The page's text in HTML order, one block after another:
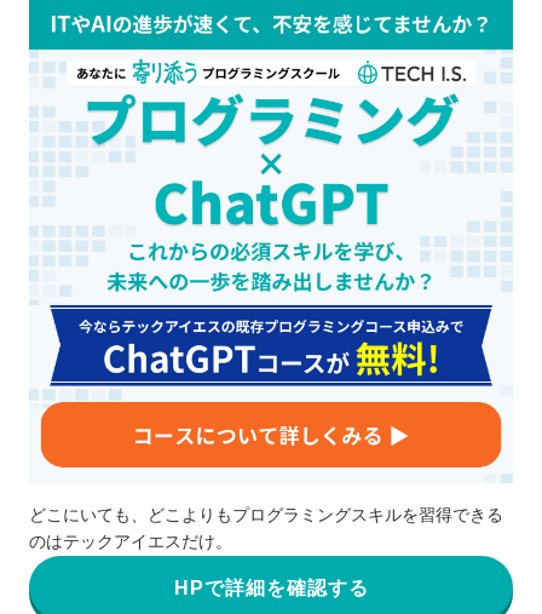
どこにいても、どこよりもプログラミングスキルを習得できる
のはテックアイエスだけ。
HPで詳細を確認する